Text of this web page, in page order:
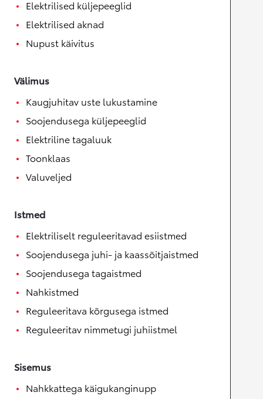
Elektrilised küljepeeglid
Elektrilised aknad
Nupust käivitus
Välimus
Kaugjuhitav uste lukustamine
Soojendusega küljepeeglid
Elektriline tagaluuk
Toonklaas
Valuveljed
Istmed
Elektriliselt reguleeritavad esiistmed
Soojendusega juhi- ja kaassõitjaistmed
Soojendusega tagaistmed
Nahkistmed
Reguleeritava kõrgusega istmed
Reguleeritav nimmetugi juhiistmel
Sisemus
Nahkkattega käigukanginupp